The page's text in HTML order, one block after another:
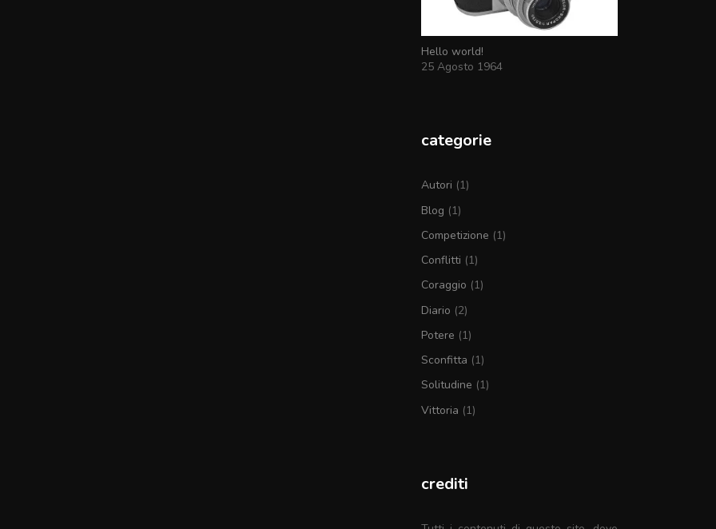
Hello world!
25 Agosto 1964
categorie
Autori (1)
Blog (1)
Competizione (1)
Conflitti (1)
Coraggio (1)
Diario (2)
Potere (1)
Sconfitta (1)
Solitudine (1)
Vittoria (1)
crediti